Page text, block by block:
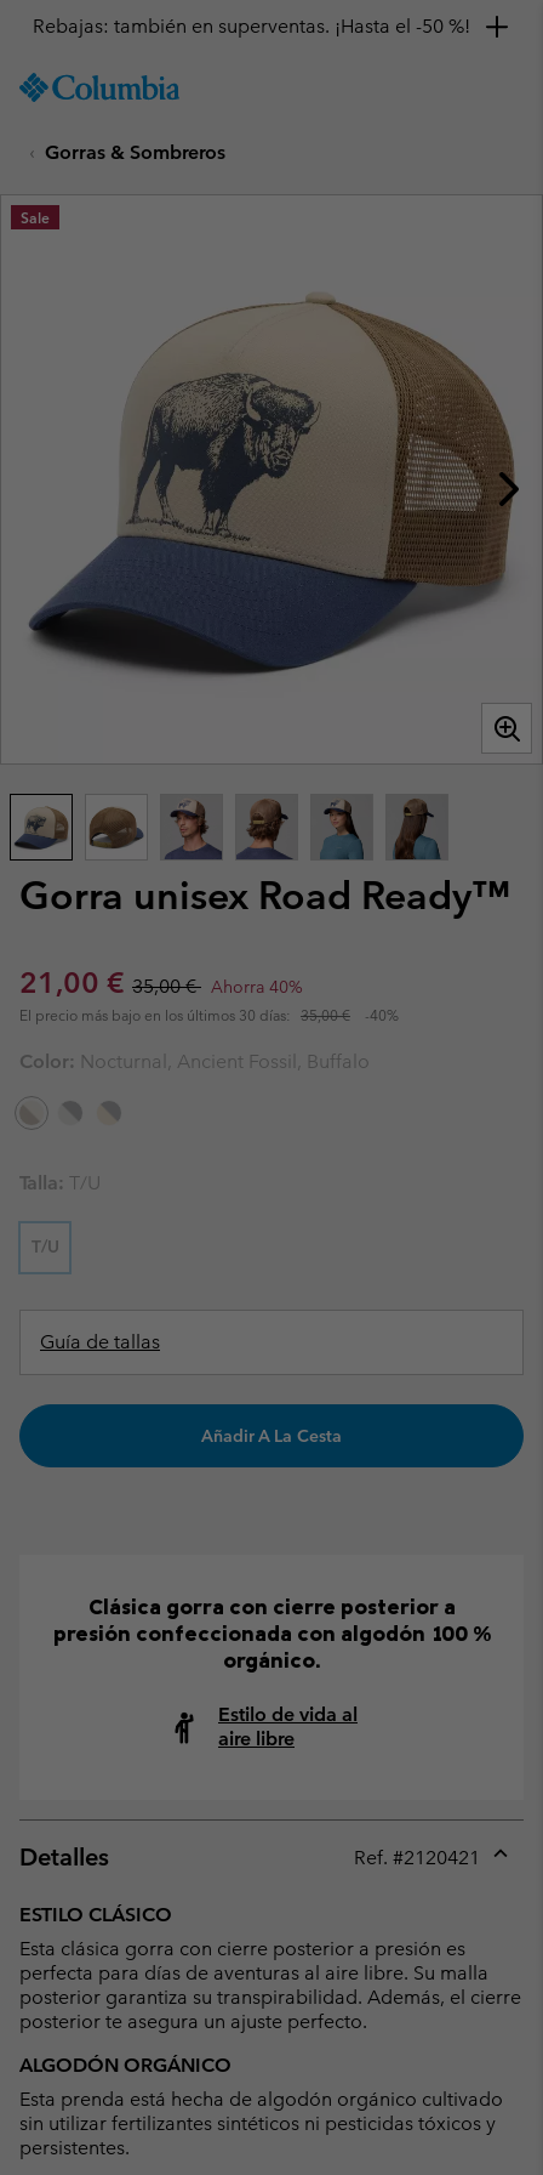
TO
SKIP
MAIN
NAV
Rebajas: también en superventas. ¡Hasta el -50 %!
Gorras & Sombreros
Gorra unisex Road Ready™
Sale price:
21,00 € Regular price:
35,00 € Ahorra 40%
El precio más bajo en los últimos 30 días: 35,00 € -40%
Sale
Color: Nocturnal, Ancient Fossil, Buffalo
Talla: T/U
T/U
Guía de tallas
Añadir A La Cesta
Clásica gorra con cierre posterior a
presión confeccionada con algodón 100 %
orgánico.
Estilo de vida al
aire libre
Detalles Ref. #2120421
ESTILO CLÁSICO
Esta clásica gorra con cierre posterior a presión es
perfecta para días de aventuras al aire libre. Su malla
posterior garantiza su transpirabilidad. Además, el cierre
posterior te asegura un ajuste perfecto.
ALGODÓN ORGÁNICO
Esta prenda está hecha de algodón orgánico cultivado
sin utilizar fertilizantes sintéticos ni pesticidas tóxicos y
persistentes.